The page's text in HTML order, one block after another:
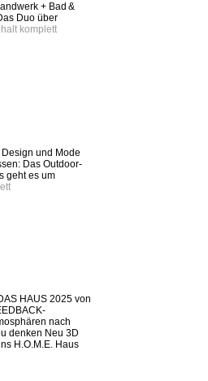
+ Bad &
Duo über
komplett
und Mode
Das Outdoor-
geht es um
HAUS 2025 von
nach
denken Neu 3D
H.O.M.E. Haus